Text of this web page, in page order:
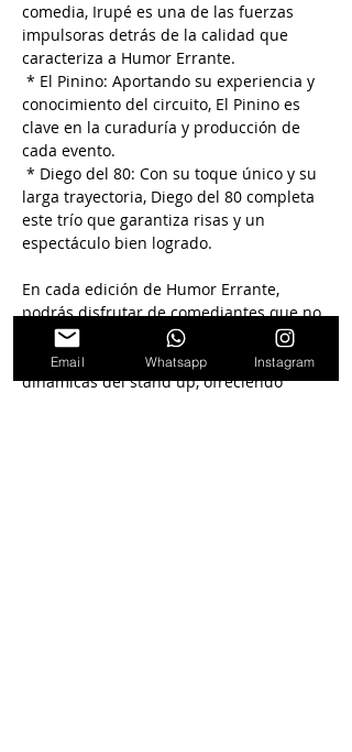
comedia, Irupé es una de las fuerzas
impulsoras detrás de la calidad que
caracteriza a Humor Errante.
conocimiento del circuito, El Pinino es
clave en la curaduría y producción de
cada evento.
larga trayectoria, Diego del 80 completa
este trío que garantiza risas y un
espectáculo bien logrado.
En cada edición de Humor Errante,
podrás disfrutar de comediantes que no
solo dominan el escenario, sino que
también entienden el ritmo y las
dinámicas del stand up, ofreciendo
Email Whatsapp Instagram